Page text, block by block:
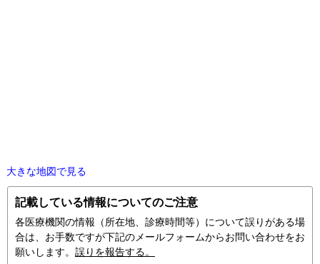
大きな地図で見る
記載している情報についてのご注意
各医療機関の情報（所在地、診療時間等）について誤りがある場
合は、お手数ですが下記のメールフォームからお問い合わせをお
願いします。 誤りを報告する。